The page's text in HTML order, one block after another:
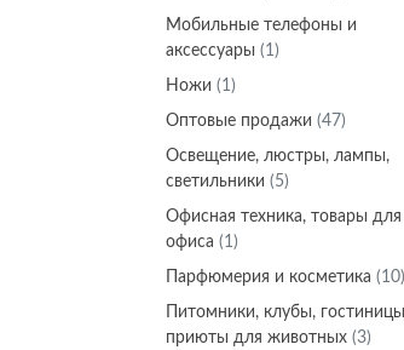
Мобильные телефоны и
аксессуары (1)
Ножи (1)
Оптовые продажи (47)
Освещение, люстры, лампы,
светильники (5)
Офисная техника, товары для
офиса (1)
Парфюмерия и косметика (10)
Питомники, клубы,
приюты для животных (3)